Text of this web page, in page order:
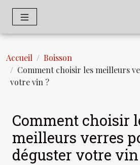
Accueil
Boisson
Comment choisir les meilleurs
votre vin ?
Comment choisir
meilleurs verres
déguster votre vin